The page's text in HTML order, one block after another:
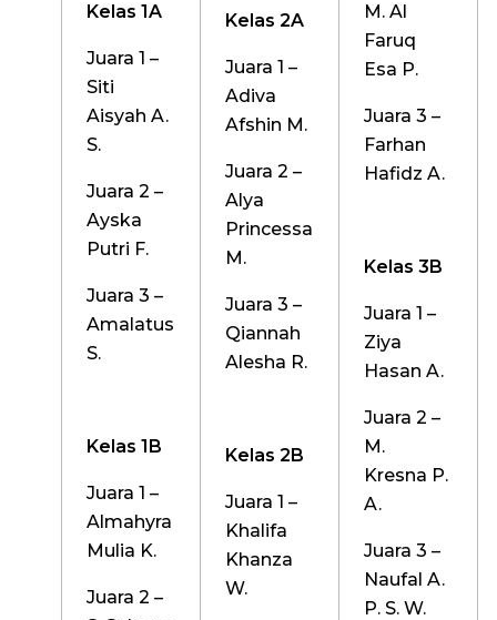
Kelas 1A
Juara 1 –
Siti
Aisyah A.
S.
Juara 2 –
Ayska
Putri F.
Juara 3 –
Amalatus
S.
Kelas1B
Juara 1 –
Almahyra
Mulia K.
Juara 2 –
Kelas2A
Juara 1 –
Adiva
Afshin M.
Juara 2 –
Alya
Princessa
M.
Juara 3 –
Qiannah
Alesha R.
Kelas2B
Juara 1 –
Khalifa
Khanza
W.
M. Al
Faruq
Esa P.
Juara 3 –
Farhan
Hafidz A.
Kelas 3B
Juara 1 –
Ziya
Hasan A.
Juara 2 –
M.
Kresna P.
A.
Juara 3 –
Naufal A.
P. S. W.